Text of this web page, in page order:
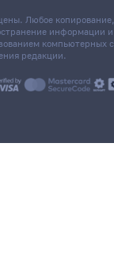
Любое
информации
компьютерных
редакции.